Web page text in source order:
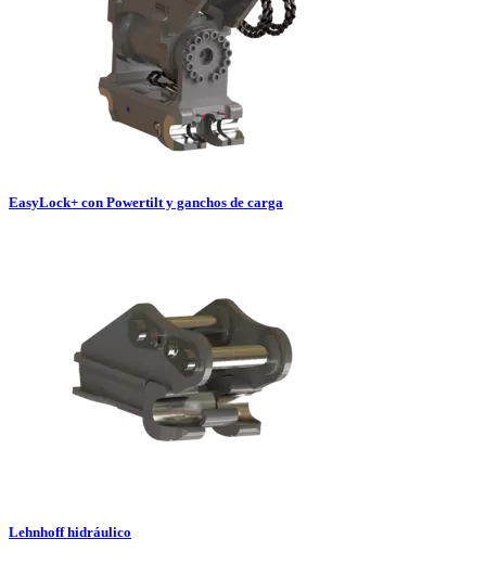
EasyLock+ con Powertilt y ganchos de carga
Lehnhoff hidráulico